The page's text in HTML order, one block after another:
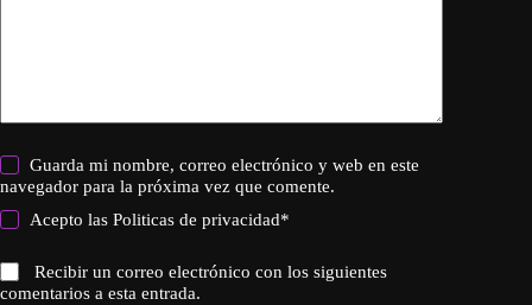
Guarda mi nombre, correo electrónico y web en este
navegador para la próxima vez que comente.
Acepto lasPoliticas de privacidad*
Recibir un correo electrónico con los siguientes
comentarios a esta entrada.